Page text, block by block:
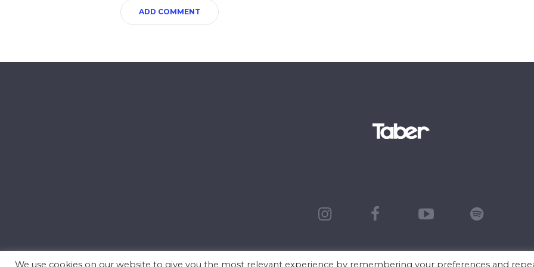
We use cookies on our website to give you the most relevant experience by remembering your preferences and